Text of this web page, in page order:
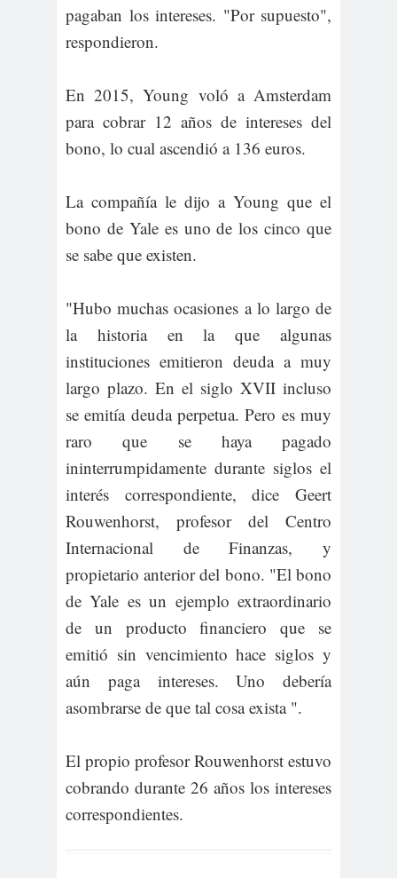
pagaban los intereses. "Por supuesto",
respondieron.
En 2015, Young voló a Amsterdam
para cobrar 12 años de intereses del
bono, lo cual ascendió a 136 euros.
La compañía le dijo a Young que el
bono de Yale es uno de los cinco que
se sabe que existen.
"Hubo muchas ocasiones a lo largo de
la historia en la que algunas
instituciones emitieron deuda a muy
largo plazo. En el siglo XVII incluso
se emitía deuda perpetua. Pero es muy
raro que se haya pagado
ininterrumpidamente durante siglos el
interés correspondiente, dice Geert
Rouwenhorst, profesor del Centro
Internacional de Finanzas, y
propietario anterior del bono. "El bono
de Yale es un ejemplo extraordinario
de un producto financiero que se
emitió sin vencimiento hace siglos y
aún paga intereses. Uno debería
asombrarse de que tal cosa exista ".
El propio profesor Rouwenhorst estuvo
cobrando durante 26 años los intereses
correspondientes.